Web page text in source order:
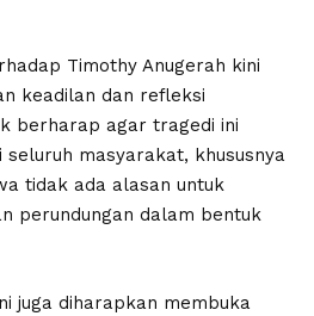
Timothy Anugerah kini
keadilan dan refleksi
berharap agar tragedi ini
masyarakat, khususnya
tidak ada alasan untuk
perundungan dalam bentuk
juga diharapkan membuka